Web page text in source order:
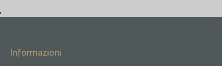
Informazioni